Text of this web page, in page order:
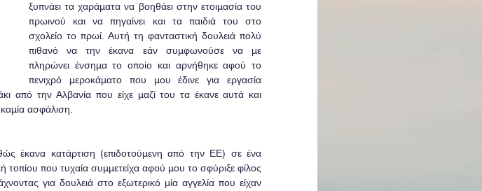
ξυπνάει τα χαράματα να βοηθάει στην ετοιμασία του
πρωινού και να πηγαίνει και τα παιδιά του στο
σχολείο το πρωί. Αυτή τη φανταστική δουλειά πολύ
πιθανό να την έκανα εάν συμφωνούσε να με
πληρώνει ένσημα το οποίο και αρνήθηκε αφού το
πενιχρό μεροκάματο που μου έδινε για εργασία
από την Αλβανία που είχε μαζί του τα έκανε αυτά και
ασφάλιση.
έκανα κατάρτιση (επιδοτούμενη από την ΕΕ) σε ένα
τοπίου που τυχαία συμμετείχα αφού μου το σφύριξε φίλος
για δουλειά στο εξωτερικό μία αγγελία που είχαν